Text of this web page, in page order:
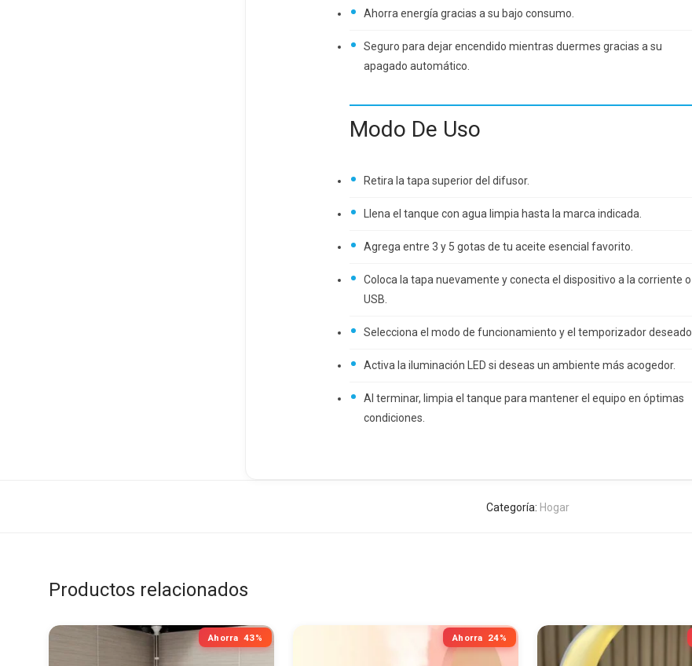
Ahorra energía gracias a su bajo consumo.
Seguro para dejar encendido mientras duermes gracias a su
apagado automático.
Modo De Uso
Retira la tapa superior del difusor.
Llena el tanque con agua limpia hasta la marca indicada.
Agrega entre 3 y 5 gotas de tu aceite esencial favorito.
Coloca la tapa nuevamente y conecta el dispositivo a la corriente o
USB.
Selecciona el modo de funcionamiento y el temporizador deseado.
Activa la iluminación LED si deseas un ambiente más acogedor.
Al terminar, limpia el tanque para mantener el equipo en óptimas
condiciones.
Categoría: Hogar
Productos relacionados
Ahorra 43% Ahorra 24%